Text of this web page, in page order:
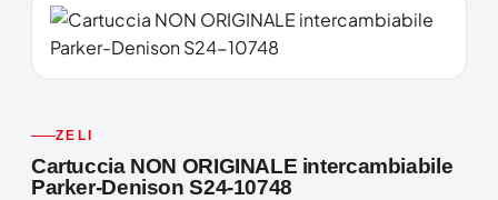
ZELI
Cartuccia NON ORIGINALE intercambiabile
Parker-Denison S24-10748